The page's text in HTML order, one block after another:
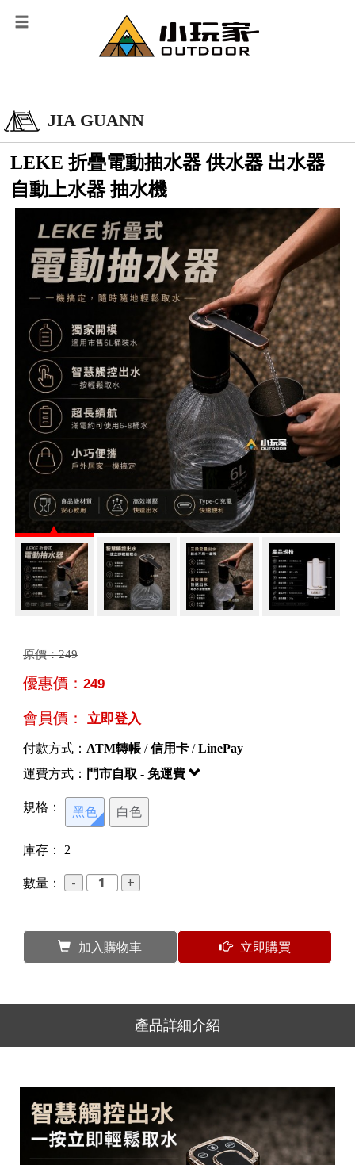
JIA GUANN
LEKE 折疊電動抽水器 供水器 出水器
自動上水器 抽水機
原價：249
優惠價： 249
會員價： 立即登入
付款方式： ATM轉帳/信用卡/LinePay
運費方式： 門市自取 - 免運費
規格： 黑色 白色
庫存： 2
數量：
加入購物車 立即購買
產品詳細介紹